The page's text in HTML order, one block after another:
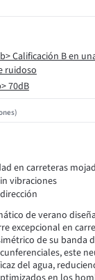
en carreteras
vibraciones
de verano
excepcional en
de su banda
este
del agua,